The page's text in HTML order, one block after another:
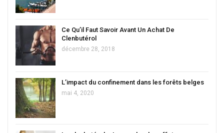
Ce Qu’il Faut Savoir Avant Un Achat De
Clenbutérol
décembre 28, 2018
L’impact du confinement dans les forêts belges
mai 4, 2020